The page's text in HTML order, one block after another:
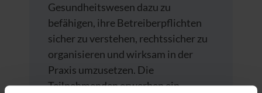
Gesundheitswesen dazu zu
befähigen, ihre Betreiberpflichten
sicher zu verstehen, rechtssicher zu
organisieren und wirksam in der
Praxis umzusetzen. Die
Teilnehmenden erwerben ein